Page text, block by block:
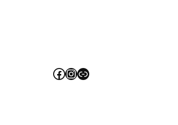
Facebook
Instagram
Link